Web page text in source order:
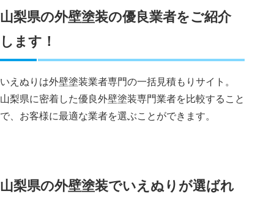
山梨県の外壁塗装の優良業者をご紹介
します！
いえぬりは外壁塗装業者専門の一括見積もりサイト。
山梨県に密着した優良外壁塗装専門業者を比較すること
で、お客様に最適な業者を選ぶことができます。
山梨県の外壁塗装でいえぬりが選ばれ